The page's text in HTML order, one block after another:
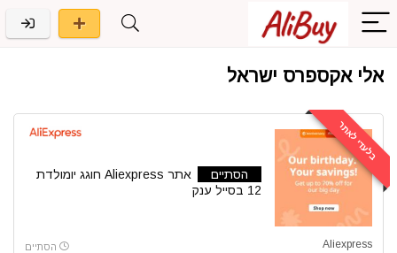
אלי אקספרס ישראל
בלעדי לאתר
הסתיים
אתר Aliexpress חוגג יומולדת
12 בסייל ענק
Aliexpress הסתיים